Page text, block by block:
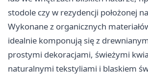
stodole czy w rezydencji położonej
Wykonane z organicznych
idealnie komponują się z
prostymi dekoracjami, świeżymi
naturalnymi tekstyliami i blaskiem